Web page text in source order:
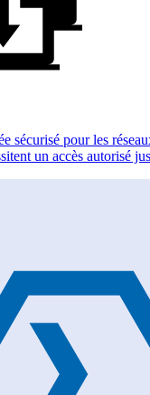
sécurisé pour les
un accès autorisé